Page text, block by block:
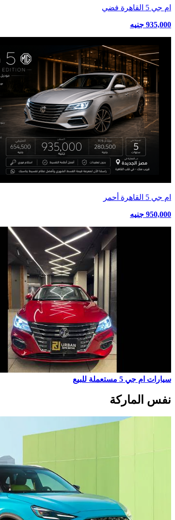
ام جي 5 القاهرة فضي
935,000 جنيه
ام جي 5 القاهرة أحمر
950,000 جنيه
سيارات ام جي 5 مستعملة للبيع
نفس الماركة